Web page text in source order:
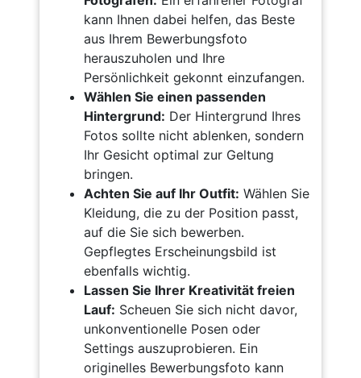
kann Ihnen dabei helfen, das Beste
aus Ihrem Bewerbungsfoto
herauszuholen und Ihre
Persönlichkeit gekonnt einzufangen.
Wählen Sie einen passenden
Hintergrund: Der Hintergrund Ihres
Fotos sollte nicht ablenken, sondern
Ihr Gesicht optimal zur Geltung
bringen.
Achten Sie auf Ihr Outfit: Wählen Sie
Kleidung, die zu der Position passt,
auf die Sie sich bewerben.
Gepflegtes Erscheinungsbild ist
ebenfalls wichtig.
Lassen Sie Ihrer Kreativität freien
Lauf: Scheuen Sie sich nicht davor,
unkonventionelle Posen oder
Settings auszuprobieren. Ein
originelles Bewerbungsfoto kann